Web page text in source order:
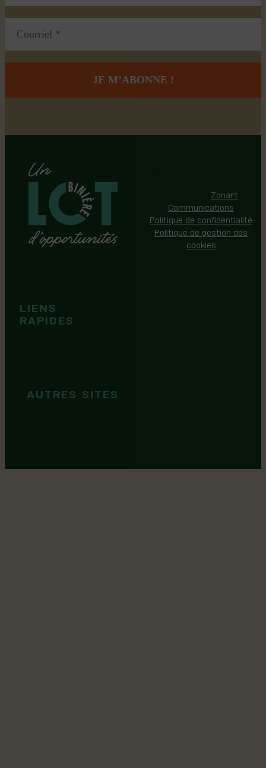
LIENS
RAPIDES
AUTRES SITES
Zonart
Communications
Politique de confidentialité
Politique de gestion des
cookies